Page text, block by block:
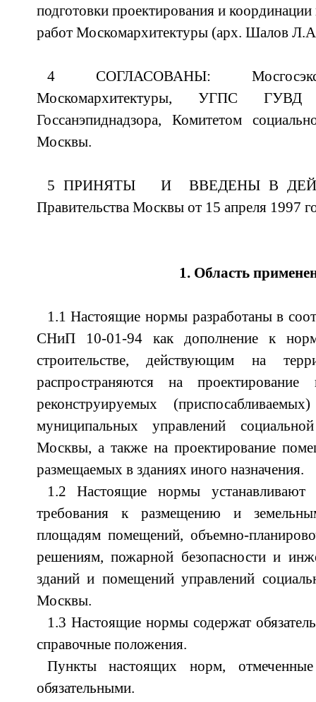
подготовки проектирования и координации
работ Москомархитектуры (арх. Шалов
4 СОГЛАСОВАНЫ:
Москомархитектуры, УГПС
Госсанэпиднадзора, Комитетом
Москвы.
5 ПРИНЯТЫ И ВВЕДЕНЫ В
Правительства Москвы от 15 апреля 1997
1. Область
1.1 Настоящие нормы разработаны в
СНиП 10-01-94 как дополнение к
строительстве, действующим на
распространяются на
реконструируемых
муниципальных управлений
Москвы, а также на проектирование
размещаемых в зданиях иного назначения.
1.2 Настоящие нормы
требования к размещению и
площадям помещений, объемно-
решениям, пожарной безопасности и
зданий и помещений управлений
Москвы.
1.3 Настоящие нормы содержат
справочные положения.
Пункты настоящих норм,
обязательными.